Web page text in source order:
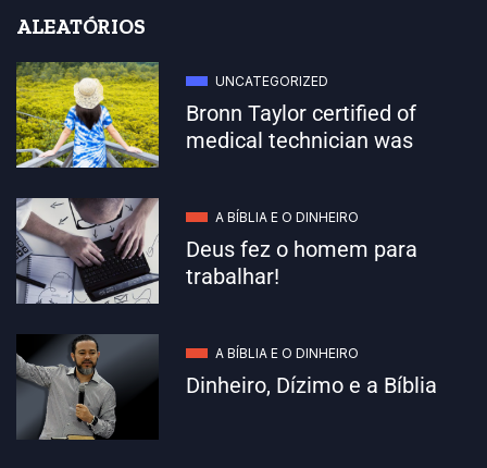
ALEATÓRIOS
UNCATEGORIZED
Bronn Taylor certified of
medical technician was
A BÍBLIA E O DINHEIRO
Deus fez o homem para
trabalhar!
A BÍBLIA E O DINHEIRO
Dinheiro, Dízimo e a Bíblia